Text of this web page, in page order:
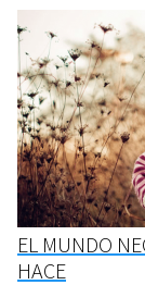
EL MUNDO
HACE